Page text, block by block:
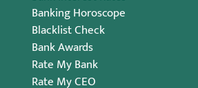
Banking Horoscope
Blacklist Check
Bank Awards
Rate My Bank
Rate My CEO